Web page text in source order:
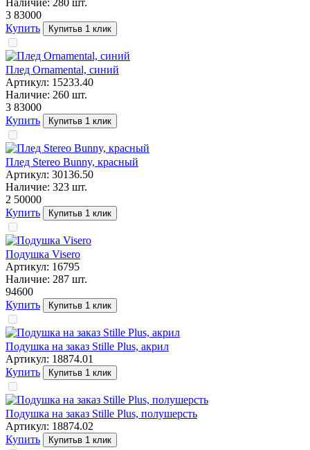
3 83000
Купить
Купитьв 1 клик
Плед Ornamental, синий
Артикул: 15233.40
Наличие: 260 шт.
3 83000
Купить
Купитьв 1 клик
Плед Stereo Bunny, красный
Артикул: 30136.50
Наличие: 323 шт.
2 50000
Купить
Купитьв 1 клик
Подушка Visero
Артикул: 16795
Наличие: 287 шт.
94600
Купить
Купитьв 1 клик
Подушка на заказ Stille Plus, акрил
Артикул: 18874.01
Купить
Купитьв 1 клик
Подушка на заказ Stille Plus, полушерсть
Артикул: 18874.02
Купить
Купитьв 1 клик